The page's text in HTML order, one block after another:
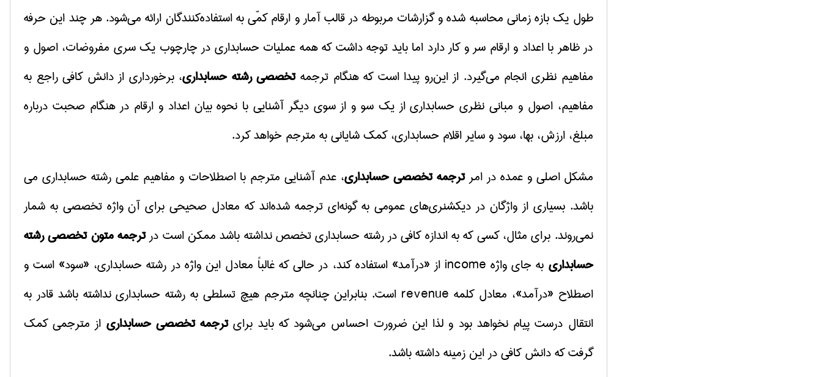
طول یک بازه زمانی محاسبه شده و گزارشات مربوطه در قالب آمار و ارقام کمّی به استفاده‌کنندگان ارائه می‌شود. هر چند این حرفه
در ظاهر با اعداد و ارقام سر و کار دارد اما باید توجه داشت که همه عملیات حسابداری در چارچوب یک سری مفروضات، اصول و
مفاهیم نظری انجام می‌گیرد. از این‌رو پیدا است که هنگام ترجمهتخصصی رشته حسابداری، برخورداری از دانش کافی راجع به
مفاهیم، اصول و مبانی نظری حسابداری از یک سو و از سوی دیگرآشنایی با نحوه بیان اعداد و ارقام در هنگام صحبت درباره
مبلغ، ارزش، بها، سود و سایر اقلام حسابداری، کمک شایانی به مترجم خواهد کرد.
مشکل اصلی و عمده در امرترجمه تخصصی حسابداری، عدم آشنایی مترجم با اصطلاحات و مفاهیم علمی رشته حسابداری می
باشد.بسیاری از واژگان در دیکشنری‌های عمومی به گونه‌ای ترجمه شده‌اند که معادل صحیحی برای آن واژه تخصصی به شمار
نمی‌روند. برای مثال، کسی که به اندازه کافی در رشته حسابداری تخصص نداشته باشد ممکن است درترجمه متون تخصصی رشته
حسابداری به جای واژه income از «درآمد» استفاده کند، در حالی که غالباً معادل این واژه در رشته حسابداری، «سود» است و
اصطلاح «درآمد»، معادل کلمه revenue است. بنابراین چنانچه مترجم هیچ تسلطی به رشته حسابداری نداشته باشد قادر به
انتقال درست پیام نخواهد بود و لذا این ضرورت احساس می‌شود که باید برایترجمه تخصصی حسابداری از مترجمی کمک
گرفت که دانش کافی در این زمینه داشته باشد.